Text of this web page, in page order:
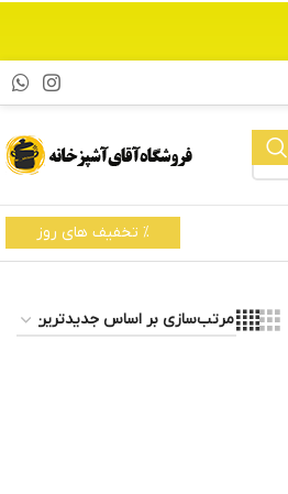
% تخفیف های روز